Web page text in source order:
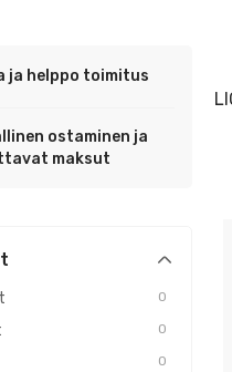
ja helppo toimitus
ostaminen ja
maksut
0
0
0